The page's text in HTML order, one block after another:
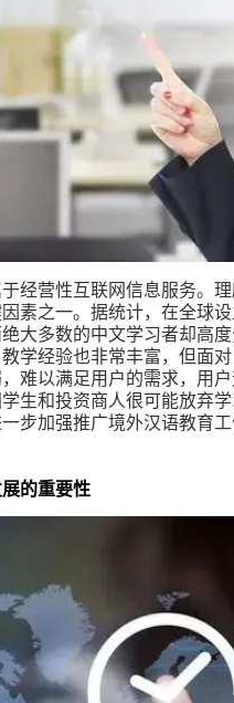
经营性互联网信息服务。
素之一。据统计，在全球
大多数的中文学习者却高
学经验也非常丰富，但面
难以满足用户的需求，用
生和投资商人很可能放弃
步加强推广境外汉语教育
的重要性